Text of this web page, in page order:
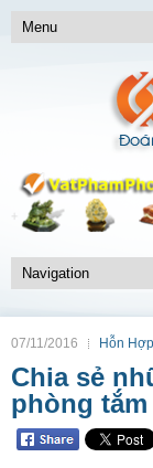
07/11/2016 Hỗn Hợp
Chia sẻ
phòng